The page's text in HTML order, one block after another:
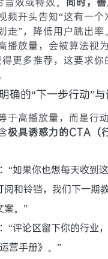
频开头告知“这有一
走”，降低用户跳出率
播放量，会被算法视
更多推荐，这要求你
确的“下一步行动”
于高播放量，而是行
极具诱惑力的CTA（
：“如果你也想每天收到
阅和铃铛，我们下一期
案。”
：“评论区留下你的行业
营手册》。”